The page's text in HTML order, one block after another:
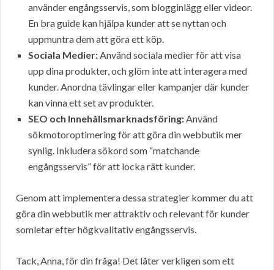
använder engångsservis, som blogginlägg eller videor.
En bra guide kan hjälpa kunder att se nyttan och
uppmuntra dem att göra ett köp.
Sociala Medier:Använd sociala medier för att visa
upp dina produkter, och glöm inte att interagera med
kunder. Anordna tävlingar eller kampanjer där kunder
kan vinna ett set av produkter.
SEO och Innehållsmarknadsföring:Använd
sökmotoroptimering för att göra din webbutik mer
synlig. Inkludera sökord som “matchande
engångsservis” för att locka rätt kunder.
Genom att implementera dessa strategier kommer du att
göra din webbutik mer attraktiv och relevant för kunder
somletar efter högkvalitativ engångsservis.
Tack, Anna, för din fråga! Det låter verkligen som ett